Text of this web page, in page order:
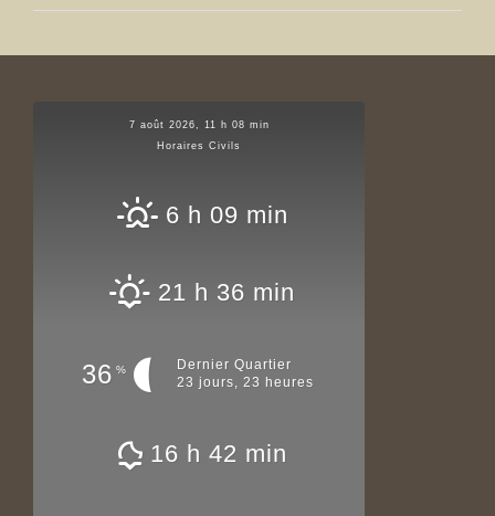
7 août 2026, 11 h 08 min
Horaires Civils
6 h 09 min
21 h 36 min
36 %
Dernier Quartier
23 jours, 23 heures
16 h 42 min